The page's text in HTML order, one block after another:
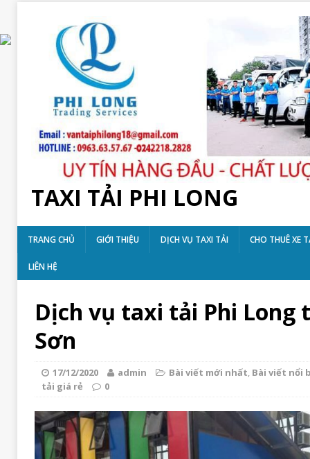
TAXI TẢI PHI LONG
TRANG CHỦ GIỚI THIỆU DỊCH VỤ TAXI TẢI CHO THUÊ XE
LIÊN HỆ
Dịch vụ taxi tải Phi Long
Sơn
17/12/2020 admin Bài viết mới nhất, Bài viết nổi
tải giá rẻ
0